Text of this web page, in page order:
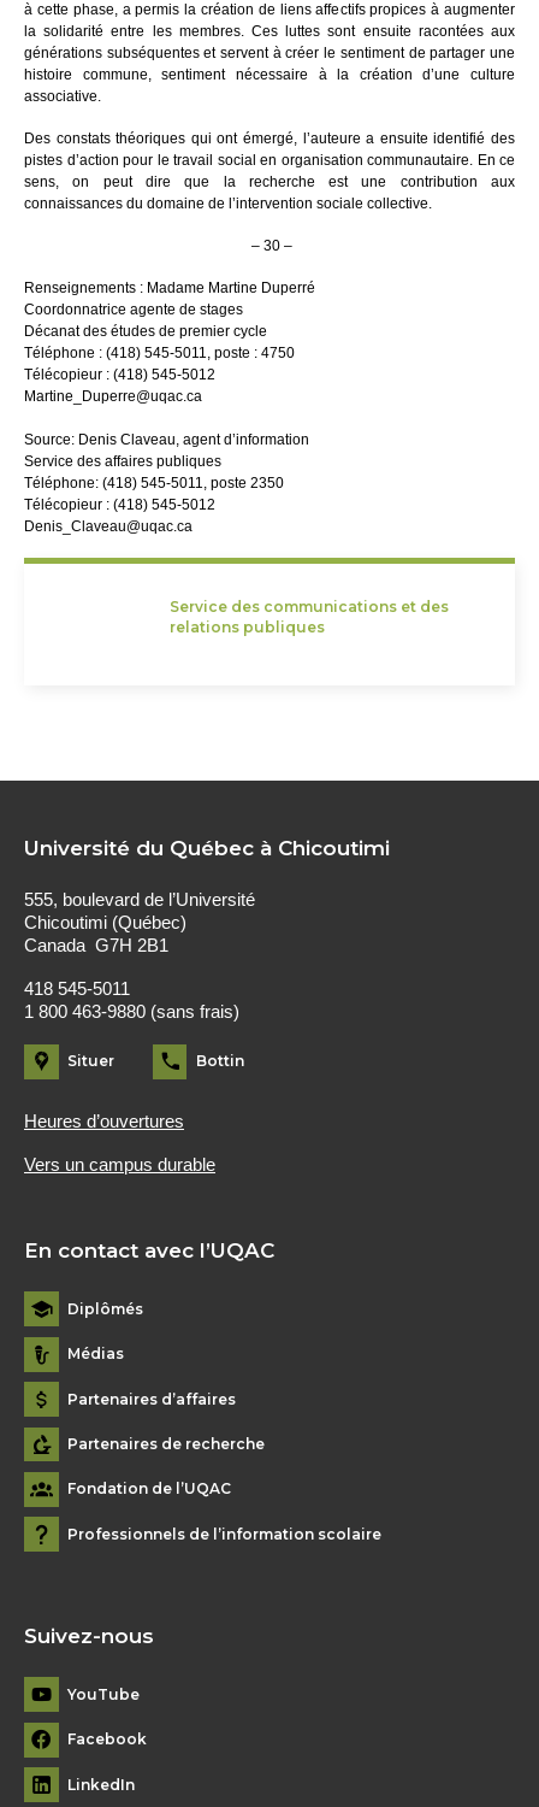
à cette phase, a permis la création de liens affectifs propices à augmenter
la solidarité entre les membres. Ces luttes sont ensuite racontées aux
générations subséquentes et servent à créer le sentiment de partager une
histoire commune, sentiment nécessaire à la création d’une culture
associative.
Des constats théoriques qui ont émergé, l’auteure a ensuite identifié des
pistes d’action pour le travail social en organisation communautaire. En ce
sens, on peut dire que la recherche est une contribution aux
connaissances du domaine de l’intervention sociale collective.
– 30 –
Renseignements : Madame Martine Duperré
Coordonnatrice agente de stages
Décanat des études de premier cycle
Téléphone : (418) 545-5011, poste : 4750
Télécopieur : (418) 545-5012
Martine_Duperre@uqac.ca
Source: Denis Claveau, agent d’information
Service des affaires publiques
Téléphone: (418) 545-5011, poste 2350
Télécopieur : (418) 545-5012
Denis_Claveau@uqac.ca
Service des communications et des
relations publiques
Université du Québec à Chicoutimi
555, boulevard de l’Université
Chicoutimi (Québec)
Canada G7H 2B1
418 545-5011
1 800 463-9880 (sans frais)
Situer Bottin
Heures d’ouvertures
Vers un campus durable
En contact avec l’UQAC
Diplômés
Médias
Partenaires d’affaires
Partenaires de recherche
Fondation de l’UQAC
Professionnels de l’information scolaire
Suivez-nous
YouTube
Facebook
LinkedIn